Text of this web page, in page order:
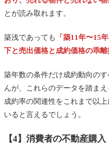
とが読み取れます。
築浅であっても
「築11年〜15
下と売出価格と成約価格の乖離
築年数の条件だけ成約動向の
んが、これらのデータを踏ま
成約率の関連性をこれまで以
いると言えるでしょう。
【4】消費者の不動産購